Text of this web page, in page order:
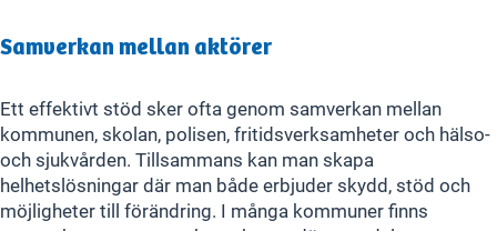
Samverkan mellan aktörer
Ett effektivt stöd sker ofta genom samverkan mellan
kommunen, skolan, polisen, fritidsverksamheter och hälso‑
och sjukvården. Tillsammans kan man skapa
helhetslösningar där man både erbjuder skydd, stöd och
möjligheter till förändring. I många kommuner finns